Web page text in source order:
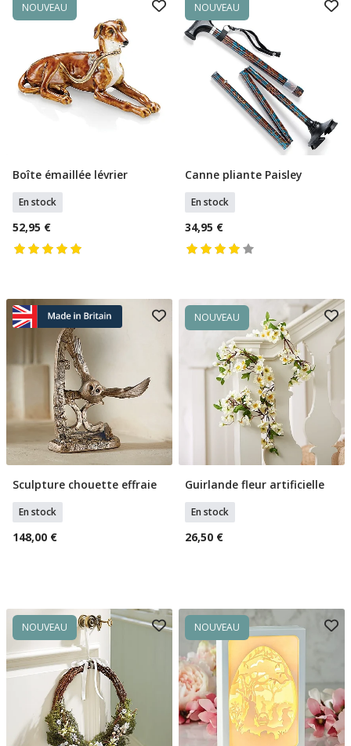
NOUVEAU
Ajouter Au Panier
Boîte émaillée lévrier
En stock
52,95 €
NOUVEAU
Ajouter Au Panier
Canne pliante Paisley
En stock
34,95 €
Ajouter Au Panier
Sculpture chouette effraie
En stock
148,00 €
NOUVEAU
Ajouter Au Panier
Guirlande fleur artificielle
En stock
26,50 €
NOUVEAU NOUVEAU